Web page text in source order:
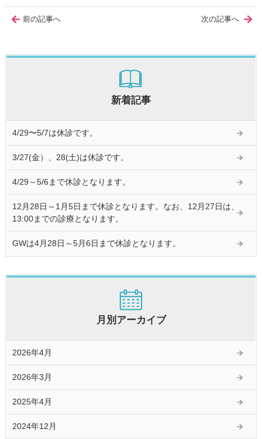
前の記事へ 次の記事へ
新着記事
4/29〜5/7は休診です。
3/27(金）、28(土)は休診です。
4/29～5/6まで休診となります。
12月28日～1月5日まで休診となります。なお、12月27日は、
13:00までの診療となります。
GWは4月28日～5月6日まで休診となります。
月別アーカイブ
2026年4月
2026年3月
2025年4月
2024年12月